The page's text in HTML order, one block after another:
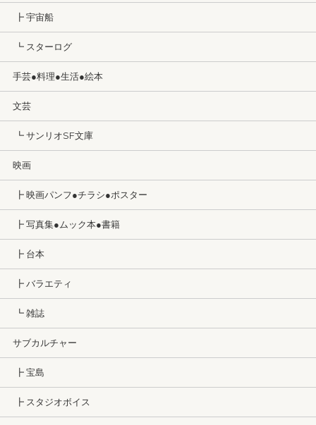
┣ 宇宙船
┗ スターログ
手芸●料理●生活●絵本
文芸
┗ サンリオSF文庫
映画
┣ 映画パンフ●チラシ●ポスター
┣ 写真集●ムック本●書籍
┣ 台本
┣ バラエティ
┗ 雑誌
サブカルチャー
┣ 宝島
┣ スタジオボイス